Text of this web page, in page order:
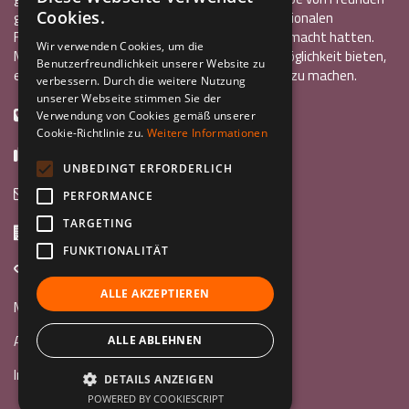
gegründet wurde, die alle bereits einen internationalen
Freiwilligendienst oder ein Auslandsstudium gemacht hatten.
Mit InCo wollten sie anderen Jugendlichen die Möglichkeit bieten,
eine ähnlich bereichernde Erfahrung im Ausland zu machen.
+39 0461 984355
info@incoweb.org
Via G. Galilei, 24 38122 - Trento (TN)
Mach mit »
Au Pair
Internationaler Freiwilligendienst
GERMAN
Cookies.
Wir verwenden Cookies, um die
Benutzerfreundlichkeit unserer Website zu
verbessern. Durch die weitere Nutzung
unserer Webseite stimmen Sie der
Verwendung von Cookies gemäß unserer
Cookie-Richtlinie zu. Weitere Informationen
UNBEDINGT ERFORDERLICH
PERFORMANCE
TARGETING
FUNKTIONALITÄT
ALLE AKZEPTIEREN
ALLE ABLEHNEN
DETAILS ANZEIGEN
POWERED BY COOKIESCRIPT